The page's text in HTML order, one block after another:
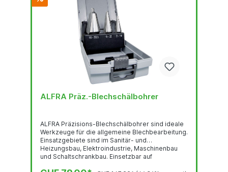
ALFRA Präz.-Blechschälbohrer
ALFRA Präzisions-Blechschälbohrer sind ideale
Werkzeuge für die allgemeine Blechbearbeitung.
Einsatzgebiete sind im Sanitär- und
Heizungsbau, Elektroindustrie, Maschinenbau
und Schaltschrankbau. Einsetzbar auf